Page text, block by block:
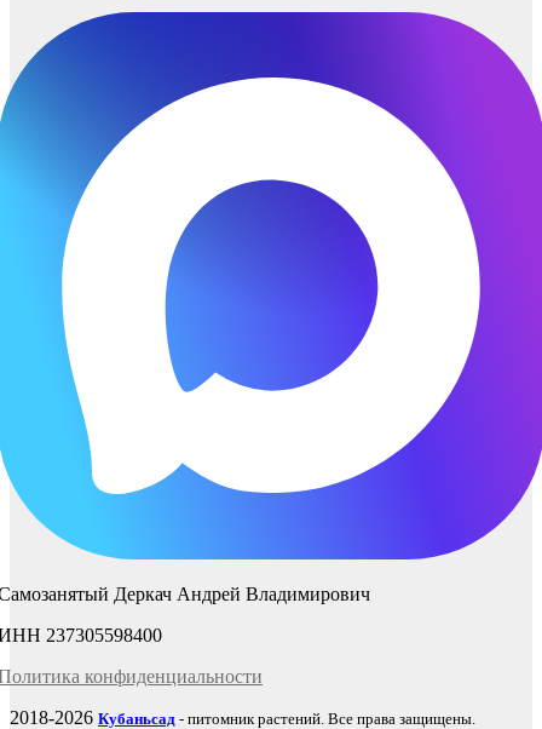
Деркач Андрей Владимирович
237305598400
конфиденциальности
2018-2026 Кубаньсад - питомник растений. Все права защищены.